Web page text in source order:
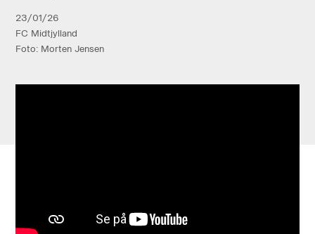
23/01/26
FC Midtjylland
Foto: Morten Jensen